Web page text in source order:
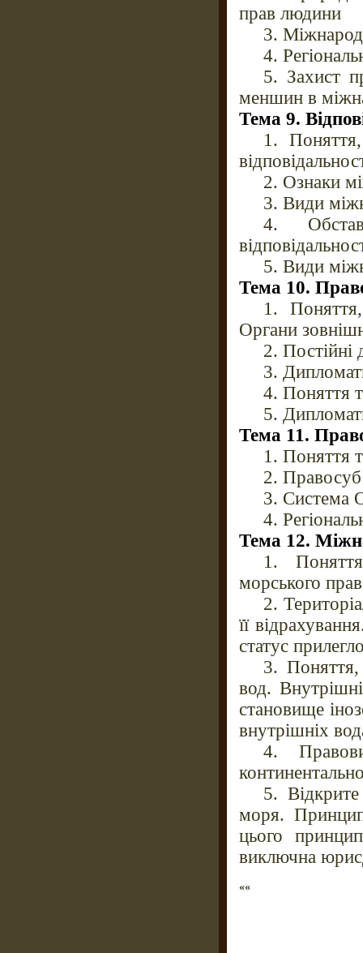
прав людини
3.
4.
5. Захист
меншин в
Тема 9.
1. Поняття,
2. Ознаки
3. Види
4.
5. Види
Тема 10.
1.
Органи
2. Постійні
3.
4. Поняття
5.
Тема 11.
1. Поняття
2.
3. Система
4.
Тема 12.
1.
морського
2.
її
статус
3.
вод.
становище
внутрішніх
4.
5.
моря.
цього
виключна
««